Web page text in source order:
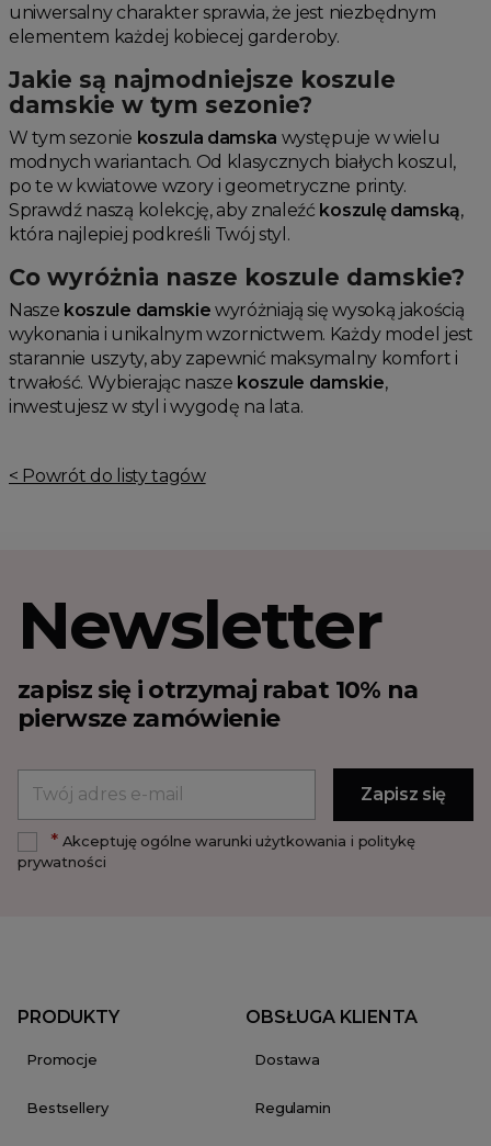
uniwersalny charakter sprawia, że jest niezbędnym
elementem każdej kobiecej garderoby.
Jakie są najmodniejsze koszule
damskie w tym sezonie?
W tym sezonie koszula damska występuje w wielu
modnych wariantach. Od klasycznych białych koszul,
po te w kwiatowe wzory i geometryczne printy.
Sprawdź naszą kolekcję, aby znaleźć koszulę damską,
która najlepiej podkreśli Twój styl.
Co wyróżnia nasze koszule damskie?
Nasze koszule damskie wyróżniają się wysoką jakością
wykonania i unikalnym wzornictwem. Każdy model jest
starannie uszyty, aby zapewnić maksymalny komfort i
trwałość. Wybierając nasze koszule damskie,
inwestujesz w styl i wygodę na lata.
< Powrót do listy tagów
Newsletter
zapisz się i otrzymaj rabat 10% na
pierwsze zamówienie
*Akceptuję ogólne warunki użytkowania i politykę
prywatności
PRODUKTY
Promocje
Bestsellery
OBSŁUGA KLIENTA
Dostawa
Regulamin